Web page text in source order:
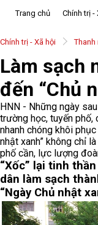
Trang chủ Chính trị -
Chính trị - Xã hội Thanh
Làm sạch
đến “Chủ
HNN - Những ngày
trường học, tuyến phố,
nhanh chóng khôi
nhật xanh” không chỉ
phố cần, lực lượng
“Xốc” lại tinh
dân làm sạch
“Ngày Chủ nhật